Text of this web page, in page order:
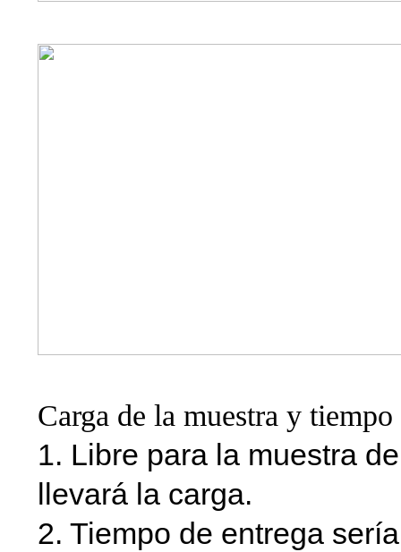
Carga de la muestra y tiempo
1. Libre para la muestra
llevará la carga.
2. Tiempo de entrega